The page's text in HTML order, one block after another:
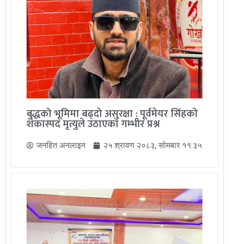
बुद्धको भूमिमा बढ्दो असुरक्षा : पूर्वमेयर सिंहको
शंकास्पद मृत्युले उठाएका गम्भीर प्रश्न
जनहित अनलाइन २५ श्रावण २०८३, सोमबार ११:३५